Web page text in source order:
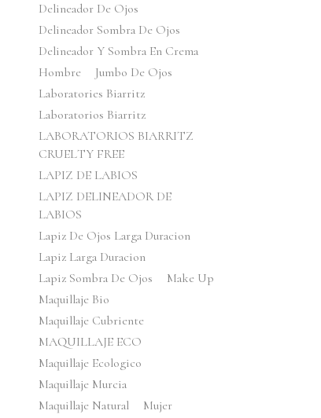
Delineador De Ojos
Delineador Sombra De Ojos
Delineador Y Sombra En Crema
Hombre
Jumbo De Ojos
Laboratories Biarritz
Laboratorios Biarritz
LABORATORIOS BIARRITZ
CRUELTY FREE
LAPIZ DE LABIOS
LAPIZ DELINEADOR DE
LABIOS
Lapiz De Ojos Larga Duracion
Lapiz Larga Duracion
Lapiz Sombra De Ojos
Make Up
Maquillaje Bio
Maquillaje Cubriente
MAQUILLAJE ECO
Maquillaje Ecologico
Maquillaje Murcia
Maquillaje Natural
Mujer